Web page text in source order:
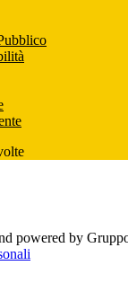
powered by